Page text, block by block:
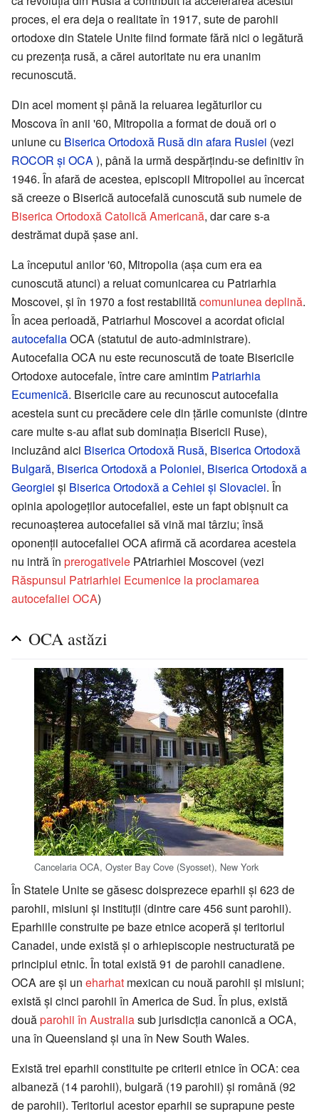
proces, el era deja o realitate în 1917, sute de parohii
ortodoxe din Statele Unite fiind formate fără nici o legătură
cu prezenţa rusă, a cărei autoritate nu era unanim
recunoscută.
Din acel moment şi până la reluarea legăturilor cu
Moscova în anii '60, Mitropolia a format de două ori o
uniune cu Biserica Ortodoxă Rusă din afara Rusiei (vezi
ROCOR şi OCA), până la urmă despărţindu-se definitiv în
1946. În afară de acestea, episcopii Mitropoliei au încercat
să creeze o Biserică autocefală cunoscută sub numele de
Biserica Ortodoxă Catolică Americană, dar care s-a
destrămat după şase ani.
La începutul anilor '60, Mitropolia (aşa cum era ea
cunoscută atunci) a reluat comunicarea cu Patriarhia
Moscovei, şi în 1970 a fost restabilităcomuniunea deplină.
În acea perioadă, Patriarhul Moscovei a acordat oficial
autocefaliaOCA (statutul de auto-administrare).
Autocefalia OCA nu este recunoscută de toate Bisericile
Ortodoxe autocefale, între care amintim Patriarhia
Ecumenică. Bisericile care au recunoscut autocefalia
acesteia sunt cu precădere cele din ţările comuniste (dintre
care multe s-au aflat sub dominaţia Bisericii Ruse),
incluzând aici Biserica Ortodoxă Rusă, Biserica Ortodoxă
Bulgară, Biserica Ortodoxă a Poloniei, Biserica Ortodoxă a
Georgiei şi Biserica Ortodoxă a Cehiei şi Slovaciei. În
opinia apologeţilor autocefaliei, este un fapt obişnuit ca
recunoaşterea autocefaliei să vină mai târziu; însă
oponenţii autocefaliei OCA afirmă că acordarea acesteia
nu intră în prerogativele PAtriarhiei Moscovei (vezi
Răspunsul Patriarhiei Ecumenice la proclamarea
autocefaliei OCA)
OCA astăzi
Cancelaria OCA, Oyster Bay Cove (Syosset), New York
În Statele Unite se găsesc doisprezece eparhii şi 623 de
parohii, misiuni şi instituţii (dintre care 456 sunt parohii).
Eparhiile construite pe baze etnice acoperă şi teritoriul
Canadei, unde există şi o arhiepiscopie nestructurată pe
principiul etnic. În total există 91 de parohii canadiene.
OCA are şi un eharhat mexican cu nouă parohii şi misiuni;
există şi cinci parohii în America de Sud. În plus, există
douăparohii în Australiasub jurisdicţia canonică a OCA,
una în Queensland şi una în New South Wales.
Există trei eparhii constituite pe criterii etnice în OCA: cea
albaneză (14 parohii), bulgară (19 parohii) şi română (92
de parohii). Teritoriul acestor eparhii se suprapune peste